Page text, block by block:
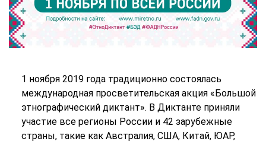
1 ноября 2019 года традиционно состоялась
международная просветительская акция «Большой
этнографический диктант». В Диктанте приняли
участие все регионы России и 42 зарубежные
страны, такие как Австралия, США, Китай, ЮАР,